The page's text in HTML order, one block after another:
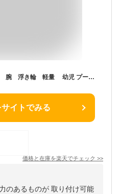
送料無料 アームリング 子供用 腕 浮き輪 軽量 幼児 プール 2〜6歳 パドルジャンパー 水着型救命胴衣 便利 ライフジャケット 浮き輪 強い浮力 水泳練習用具 水遊び スイミング 補助具 男女兼用 フリーサイズ 楽天海外通販
イトでみる
価格と在庫を楽天でチェック >>
のあるものが 取り付け可能